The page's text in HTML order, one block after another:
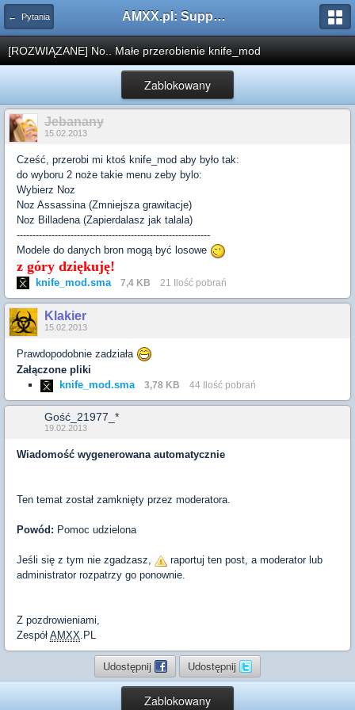
← Pytania AMXX.pl: Support AMX Mod X i SourceMod
[ROZWIĄZANE] No.. Małe przerobienie knife_mod
Zablokowany
Jebanany
15.02.2013
Cześć, przerobi mi ktoś knife_mod aby było tak:
do wyboru 2 noże takie menu zeby bylo:
Wybierz Noz
Noz Assassina (Zmniejsza grawitacje)
Noz Billadena (Zapierdalasz jak talala)
-------------------------------------------------------------
Modele do danych bron mogą być losowe
z góry dziękuję!
knife_mod.sma 7,4 KB 21 Ilość pobrań
Klakier
15.02.2013
Prawdopodobnie zadziała
Załączone pliki
knife_mod.sma
3,78 KB 44 Ilość pobrań
Gość_21977_*
19.02.2013
Wiadomość wygenerowana automatycznie
Ten temat został zamknięty przez moderatora.
Powód: Pomoc udzielona
Jeśli się z tym nie zgadzasz,
raportuj ten post, a moderator lub
administrator rozpatrzy go ponownie.
Z pozdrowieniami,
Zespół AMXX.PL
Udostępnij Udostępnij
Zablokowany